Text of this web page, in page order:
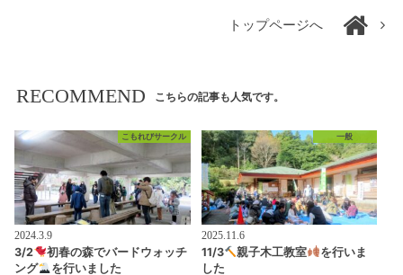
トップページへ
RECOMMEND こちらの記事も人気です。
こもれびサークル
2024.3.9
3/2
初春の森でバードウォッチ
ング
を行いました
一般
2025.11.6
11/3 親子木工教室
を行いま
した